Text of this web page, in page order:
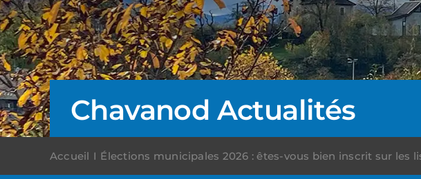
Chavanod Actualités
Accueil Élections municipales 2026 : êtes-vous bien inscrit sur les